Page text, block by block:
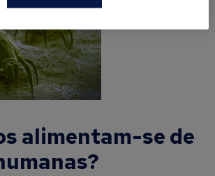
alimentam-se de